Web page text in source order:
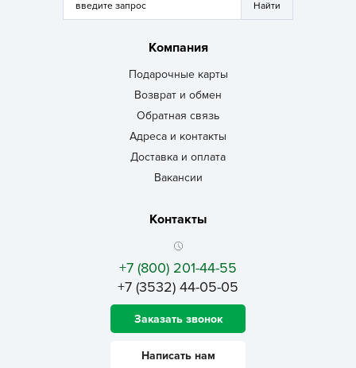
Компания
Подарочные карты
Возврат и обмен
Обратная связь
Адреса и контакты
Доставка и оплата
Вакансии
Контакты
+7 (800) 201-44-55
+7 (3532) 44-05-05
Заказать звонок
Написать нам